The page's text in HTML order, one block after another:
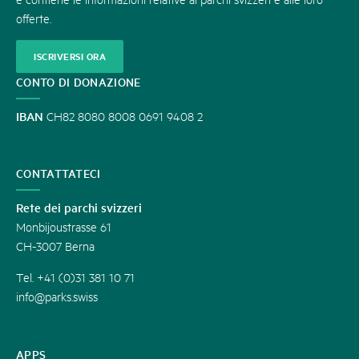
APPS
offerte.
ISCRIVERSI ORA
CONTO DI DONAZIONE
IBAN CH82 8080 8008 0691 9408 2
CONTATTATECI
Rete dei parchi svizzeri
Monbijoustrasse 61
CH-3007 Berna
Tel. +41 (0)31 381 10 71
info@parks.swiss